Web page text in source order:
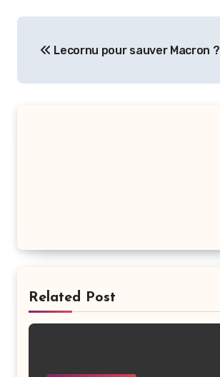
de
l’article
Lecornu pour sauver Macron ?
Related Post